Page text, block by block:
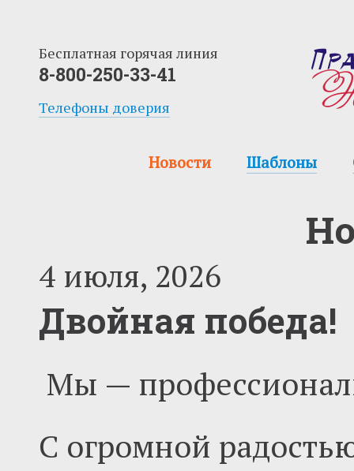
Бесплатная горячая линия
8-800-250-33-41
Телефоны доверия
Новости Шаблоны
4 июля, 2026
Двойная победа!
Мы —
С огромной